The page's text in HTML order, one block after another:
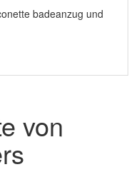
badeanzug und
von